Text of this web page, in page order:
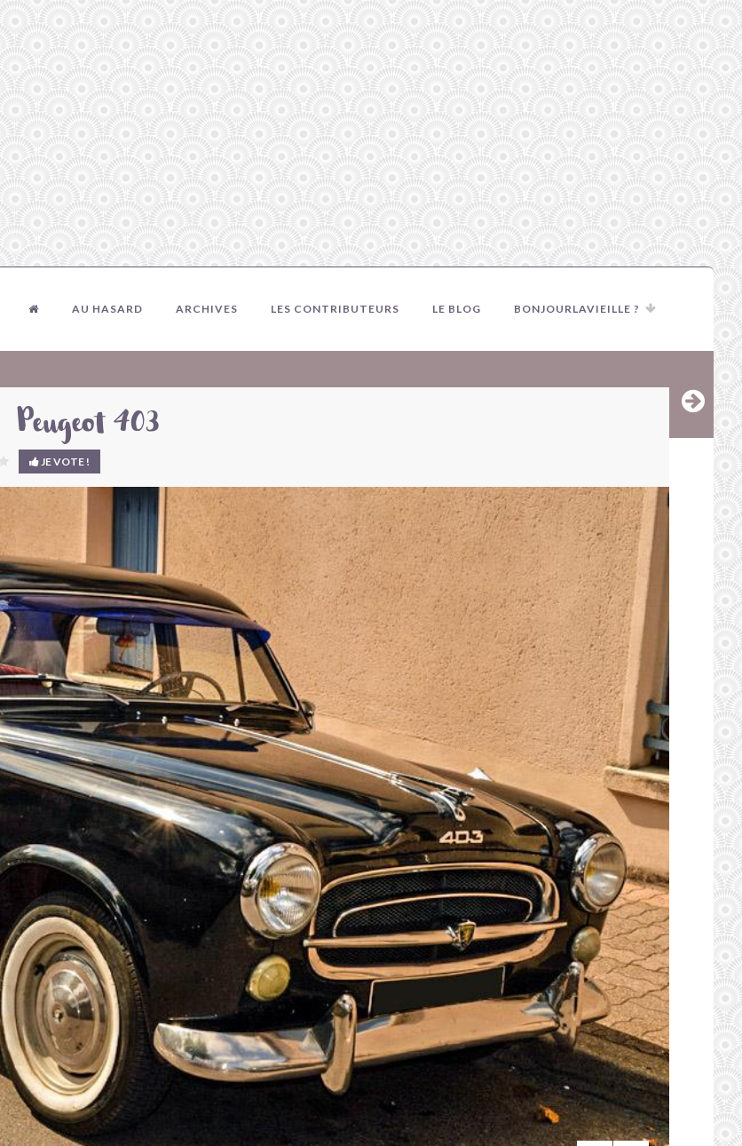
AU HASARD ARCHIVES LES CONTRIBUTEURS LE BLOG BONJOURLAVIEILLE ?
Peugeot 403
JE VOTE !